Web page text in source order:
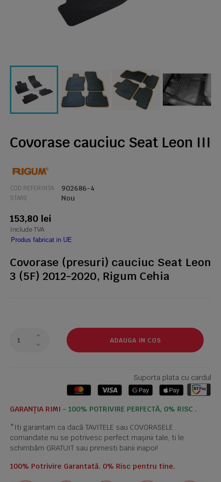
Covorase cauciuc Seat Leon III
COD REFERINTA 902686-4
STARE Nou
153,80 lei
Include TVA
Produs fabricat in UE
Covorase (presuri) cauciuc Seat Leon
3 (5F) 2012-2020, Rigum Cehia
ADAUGA IN COS
Suporta plata cu cardul
GARANȚIA RIMI - 100% POTRIVIRE PERFECTĂ, 0% RISC .
*Iti garantam ca dacă TAVITELE sau COVORASELE
comandate nu se potrivesc perfect mașinii tale, ti le
schimbăm GRATUIT sau primesti banii inapoi!
100% Potrivire Garantată. 0% Risc pentru tine.